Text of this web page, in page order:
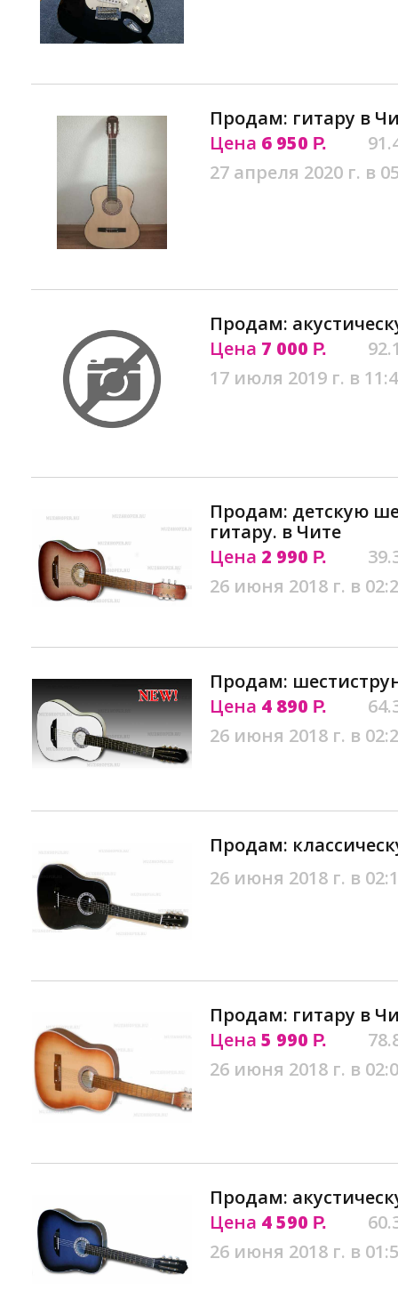
Продам: гитару в
Цена 6 950 Р.
27 апреля 2020 г. в
Продам:
Цена 7 000 Р.
17 июля 2019 г. в
Продам: детскую
гитару. в Чите
Цена 2 990 Р.
26 июня 2018 г. в
Продам:
Цена 4 890 Р.
26 июня 2018 г. в
Продам:
26 июня 2018 г. в
Продам: гитару в
Цена 5 990 Р.
26 июня 2018 г. в
Продам:
Цена 4 590 Р.
26 июня 2018 г. в